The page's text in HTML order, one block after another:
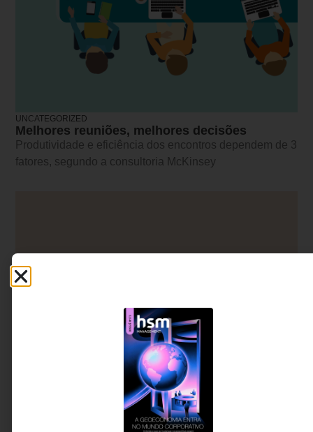
UNCATEGORIZED
Melhores reuniões, melhores decisões
Produtividade e eficiência dos encontros dependem de 3
fatores, segundo a consultoria McKinsey